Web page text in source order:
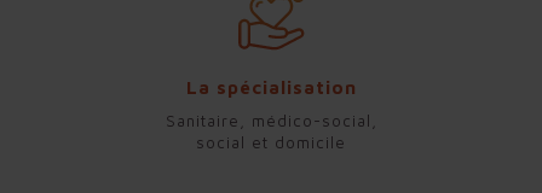
La spécialisation
Sanitaire, médico-social,
social et domicile